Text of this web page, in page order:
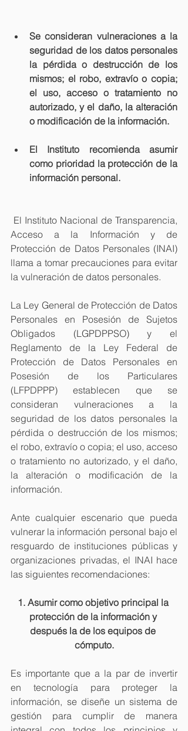
Se consideran vulneraciones a la
seguridad de los datos personales
la pérdida o destrucción de los
mismos; el robo, extravío o copia;
el uso, acceso o tratamiento no
autorizado, y el daño, la alteración
o modificación de la información.
El Instituto recomienda asumir
como prioridad la protección de la
información personal.
Acceso a la Información y de
Protección de Datos Personales (INAI)
llama a tomar precauciones para evitar
la vulneración de datos personales.
La Ley General de Protección de Datos
Personales en Posesión de Sujetos
Obligados (LGPDPPSO) y el
Reglamento de la Ley Federal de
Protección de Datos Personales en
Posesión de los Particulares
(LFPDPPP) establecen que se
consideran vulneraciones a la
seguridad de los datos personales la
pérdida o destrucción de los mismos;
el robo, extravío o copia; el uso, acceso
o tratamiento no autorizado, y el daño,
la alteración o modificación de la
información.
Ante cualquier escenario que pueda
vulnerar la información personal bajo el
resguardo de instituciones públicas y
organizaciones privadas, el INAI hace
las siguientes recomendaciones:
1. Asumir como objetivo principal la
protección de la información y
después la de los equipos de
cómputo.
Es importante que a la par de invertir
en tecnología para proteger la
información, se diseñe un sistema de
gestión para cumplir de manera